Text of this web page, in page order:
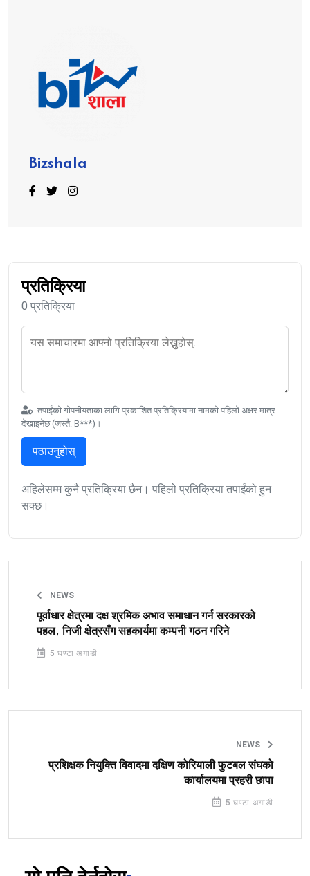
Bizshala
प्रतिक्रिया
0 प्रतिक्रिया
तपाईंको गोपनीयताका लागि प्रकाशित प्रतिक्रियामा नामको पहिलो अक्षर मात्र
देखाइनेछ (जस्तै: B***)।
पठाउनुहोस्
अहिलेसम्म कुनै प्रतिक्रिया छैन। पहिलो प्रतिक्रिया तपाईंको हुन
सक्छ।
NEWS
पूर्वाधार क्षेत्रमा दक्ष श्रमिक अभाव समाधान गर्न सरकारको
पहल, निजी क्षेत्रसँग सहकार्यमा कम्पनी गठन गरिने
5 घण्टा अगाडी
NEWS
प्रशिक्षक नियुक्ति विवादमा दक्षिण कोरियाली फुटबल संघको
कार्यालयमा प्रहरी छापा
5 घण्टा अगाडी